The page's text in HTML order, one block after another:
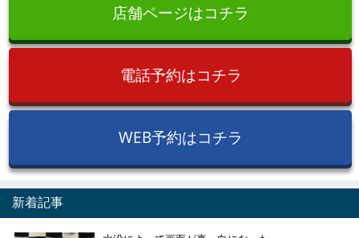
店舗ページはコチラ
電話予約はコチラ
WEB予約はコチラ
新着記事